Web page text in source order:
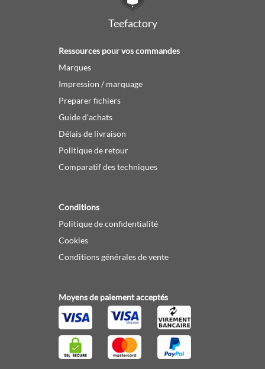
Teefactory
Ressources pour vos commandes
Marques
Impression / marquage
Preparer fichiers
Guide d'achats
Délais de livraison
Politique de retour
Comparatif des techniques
Conditions
Politique de confidentialité
Cookies
Conditions générales de vente
Moyens de paiement acceptés